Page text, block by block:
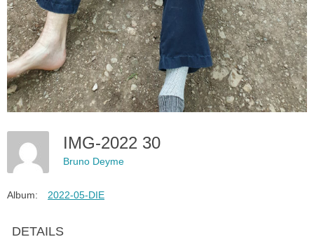
IMG-2022 30
Bruno Deyme
Album: 2022-05-DIE
DETAILS